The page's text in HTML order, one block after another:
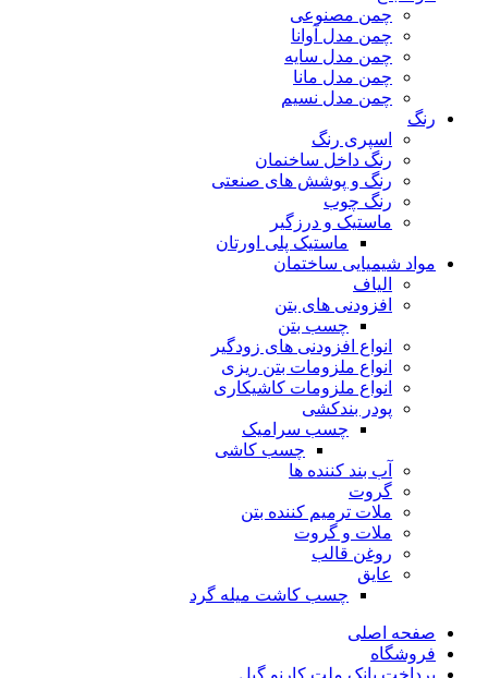
چمن مصنوعی
چمن مدل آوانا
چمن مدل سایه
چمن مدل مانا
چمن مدل نسیم
رنگ
اسپری رنگ
رنگ داخل ساخنمان
رنگ و پوشش های صنعتی
رنگ چوب
ماستیک و درزگیر
ماستیک پلی اورتان
مواد شیمیایی ساختمان
الیاف
افزودنی های بتن
چسب بتن
انواع افزودنی های زودگیر
انواع ملزومات بتن ریزی
انواع ملزومات کاشیکاری
پودر بندکشی
چسب سرامیک
چسب کاشی
آب بند کننده ها
گروت
ملات ترمیم کننده بتن
ملات و گروت
روغن قالب
عایق
چسب کاشت میله گرد
صفحه اصلی
فروشگاه